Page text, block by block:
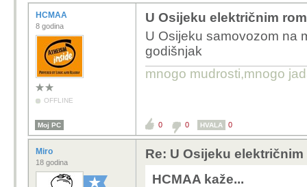
HCMAA
8 godina
OFFLINE
U Osijeku električnim
U Osijeku samovozom na
godišnjak
mnogo mudrosti,mnogo
Moj PC 0 0 HVALA 0
Miro
18 godina
Re: U Osijeku
HCMAA kaže...